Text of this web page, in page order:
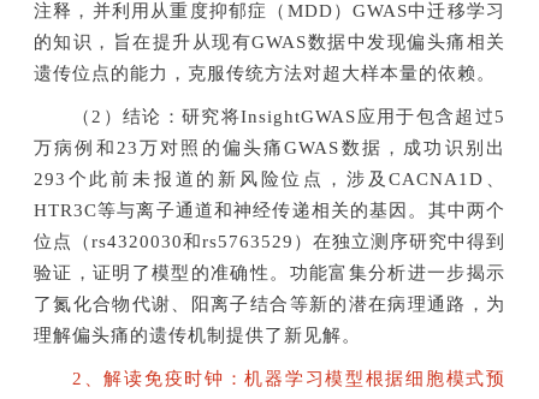
注释，并利用从重度抑郁症（MDD）GWAS中迁移学习
的知识，旨在提升从现有GWAS数据中发现偏头痛相关
遗传位点的能力，克服传统方法对超大样本量的依赖。
（2）结论：研究将InsightGWAS应用于包含超过5
万病例和23万对照的偏头痛GWAS数据，成功识别出
293个此前未报道的新风险位点，涉及CACNA1D、
HTR3C等与离子通道和神经传递相关的基因。其中两个
位点（rs4320030和rs5763529）在独立测序研究中得到
验证，证明了模型的准确性。功能富集分析进一步揭示
了氮化合物代谢、阳离子结合等新的潜在病理通路，为
理解偏头痛的遗传机制提供了新见解。
2、解读免疫时钟：机器学习模型根据细胞模式预